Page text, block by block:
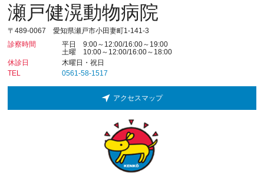
瀬戸健滉動物病院
〒489-0067 愛知県瀬戸市小田妻町1-141-3
診察時間
平日 9:00～12:00/16:00～19:00
土曜 10:00～12:00/16:00～18:00
休診日
木曜日・祝日
TEL
0561-58-1517
アクセスマップ